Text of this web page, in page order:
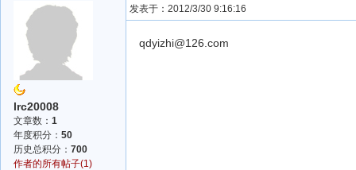
lrc20008
文章数： 1
年度积分： 50
历史总积分： 700
作者的所有帖子(1)
发表于：2012/3/30 9:16:16
qdyizhi@126.com